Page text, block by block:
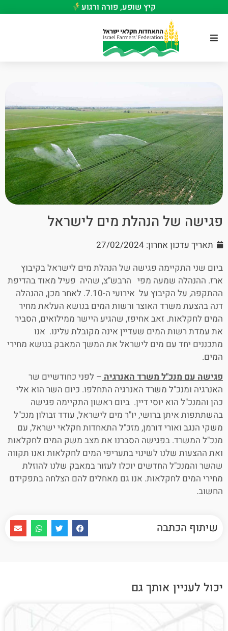
קיץ שופע, פורה ורגוע
פגישה של הנהלת מים לישראל
תאריך עדכון אחרון: 27/02/2024
ביום שני התקיימה פגישה של הנהלת מים לישראל בקיבוץ
ארז. ההנהלה שמעה מפי הרבש"צ, שהיה פעיל מאוד בהדיפת
ההתקפה, על הקיבוץ על אירועי ה-7.10. לאחר מכן, ההנהלה
דנה בהצעת משרד האוצר ורשות המים בנושא העלאת מחיר
המים לחקלאות. זאב אחיפז, שהגיע היישר ממילואים, הסביר
את עמדת רשות המים שעדיין אינה מקובלת עלינו. אנו
מתכננים יחד עם מים לישראל את המשך המאבק בנושא מחירי
המים.
פגישה עם מנכ"ל משרד האנרגיה– לפני כחודשיים שר
האנרגיה ומנכ"ל משרד האנרגיה התחלפו. כיום השר הוא אלי
כהן והמנכ"ל הוא יוסי דיין. ביום ראשון התקיימה פגישה
בהשתתפות איתן ברושי, יו"ר מים לישראל, עודד זבולון מנכ"ל
משקי הנגב ואורי דורמן, מזכ"ל התאחדות חקלאי ישראל, עם
מנכ"ל המשרד. בפגישה הסברנו את מצב משק המים לחקלאות
ואת ההצעות שלנו לשינוי בתעריפי המים לחקלאות ואנו תקווה
שהשר והמנכ"ל החדשים יוכלו לעזור במאבק שלנו להוזלת
מחירי המים לחקלאות. אנו גם מאחלים להם הצלחה בתפקידם
החשוב.
שיתוף הכתבה
יכול לעניין אותך גם